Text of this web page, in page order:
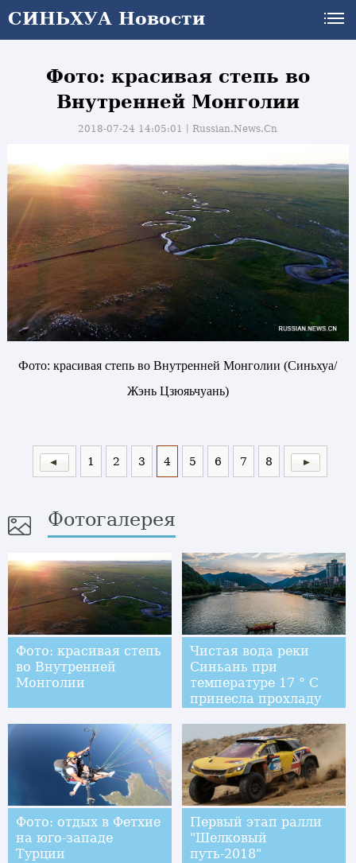
СИНЬХУА Новости
Фото: красивая степь во
Внутренней Монголии
2018-07-24 14:05:01丨Russian.News.Cn
Фото: красивая степь во Внутренней Монголии (Синьхуа/
Жэнь Цзюяьчуань)
1 2 3 4 5 6 7 8
Фотогалерея
Фото: красивая степь
во Внутренней
Монголии
Чистая вода реки
Синьань при
температуре 17 ° C
принесла прохладу
туристам города
Цзяньдэ
Фото: отдых в Фетхие
на юго-западе
Турции
Первый этап ралли
"Шелковый
путь-2018"